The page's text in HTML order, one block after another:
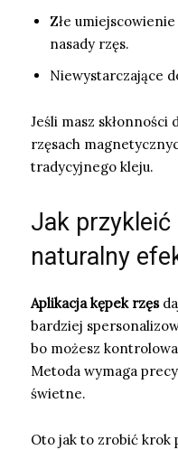
Złe
nasady rzęs.
Niewystarczające
Jeśli masz skłonności
rzęsach
tradycyjnego kleju.
Jak
naturalny
Aplikacja kępek rzęs
bardziej
bo możesz
Metoda wymaga
świetne.
Oto jak to zrobić krok